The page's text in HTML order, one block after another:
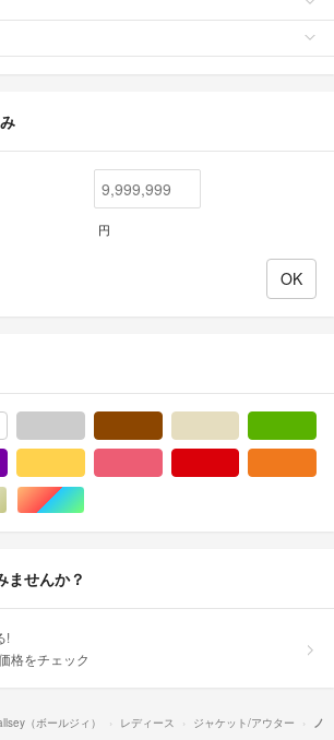
円
色系
ゴールド/金色系マルチカラー
せんか？
!
格をチェック
（ボールジィ） レディース ジャケット/アウター
ノ